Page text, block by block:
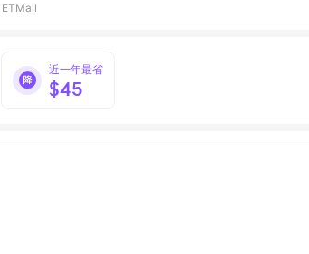
ETMall
近一年最省
$45